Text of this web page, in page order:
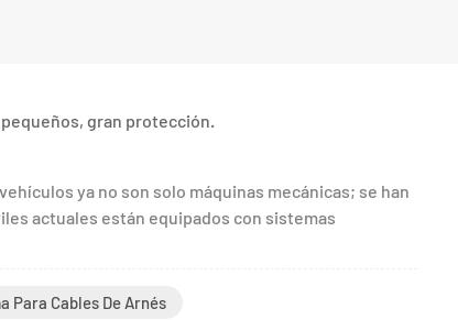
gran protección.
ya no son solo máquinas mecánicas; se han
actuales están equipados con sistemas
Para Cables De Arnés